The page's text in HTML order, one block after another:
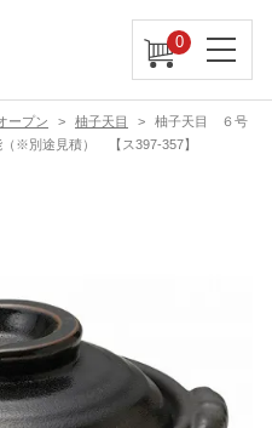
0
ープン 柚子天目
柚子天目 ６号
※別途見積） 【ス397-357】